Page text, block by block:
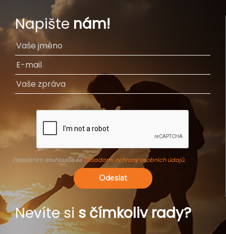
Napište nám!
Odesláním souhlasíte seZásadami ochrany osobních údajů.
Odeslat
Nevíte si s čímkoliv rady?